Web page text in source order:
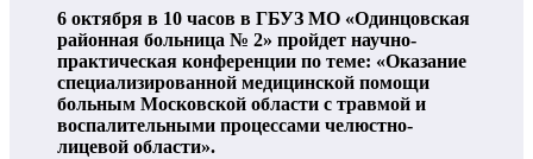
6 октября в 10 часов в ГБУЗ МО «Одинцовская
районная больница № 2» пройдет научно-
практическая конференции по теме: «Оказание
специализированной медицинской помощи
больным Московской области с травмой и
воспалительными процессами челюстно-
лицевой области».